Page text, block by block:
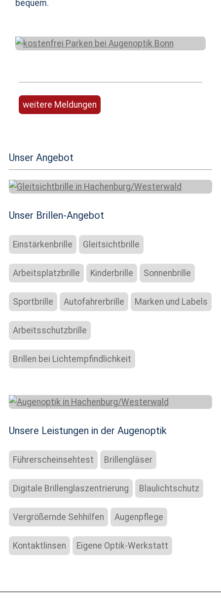
bequem.
weitere Meldungen
Unser Angebot
Unser Brillen-Angebot
Einstärkenbrille Gleitsichtbrille
Arbeitsplatzbrille Kinderbrille Sonnenbrille
Sportbrille Autofahrerbrille Marken und Labels
Arbeitsschutzbrille
Brillen bei Lichtempfindlichkeit
Unsere Leistungen in der Augenoptik
Führerscheinsehtest Brillengläser
Digitale Brillenglaszentrierung Blaulichtschutz
Vergrößernde Sehhilfen Augenpflege
Kontaktlinsen Eigene Optik-Werkstatt